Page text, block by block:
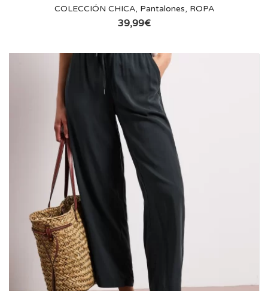
COLECCIÓN CHICA, Pantalones, ROPA
39,99€